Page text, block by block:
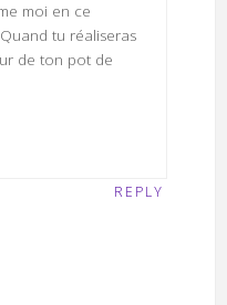
moi en ce
tu réaliseras
de ton pot de
REPLY